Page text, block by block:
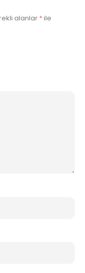
alanlar *ile